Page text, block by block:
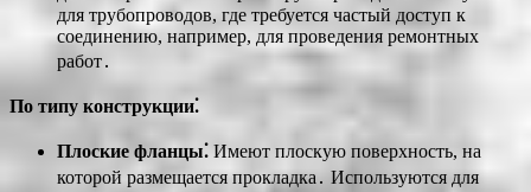
для трубопроводов, где требуется частый доступ к
соединению, например, для проведения ремонтных
работ․
По типу конструкции⁚
Плоские фланцы⁚ Имеют плоскую поверхность, на
которой размещается прокладка․ Используются для